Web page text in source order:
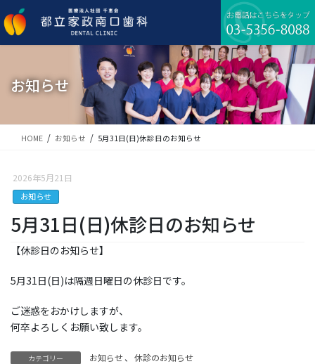
ン
テ
ビ
ゲ
移
お知らせ
HOME お知らせ 5月31日(日)休診日のお知らせ
2026年5月21日
お知らせ
5月31日(日)休診日のお知らせ
【休診日のお知らせ】
5月31日(日)は隔週日曜日の休診日です。
ご迷惑をおかけしますが、
何卒よろしくお願い致します。
カテゴリー お知らせ、 休診のお知らせ